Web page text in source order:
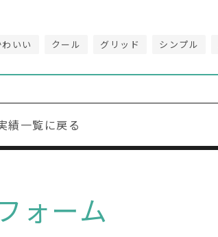
わいい クール グリッド シンプル
績一覧に戻る
ォーム